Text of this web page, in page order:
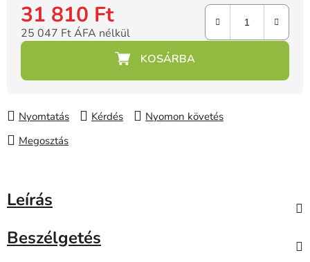
31 810 Ft
25 047 Ft ÁFA nélkül
Nyomtatás Kérdés
Nyomon követés
Megosztás
Leírás
Beszélgetés